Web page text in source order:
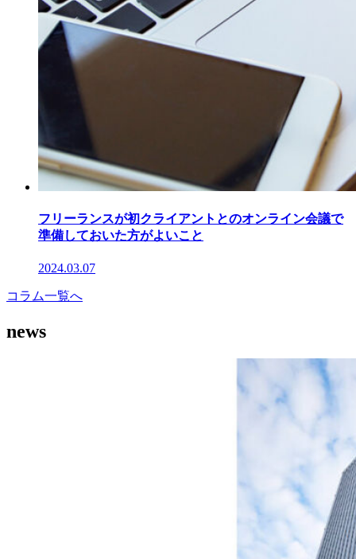
フリーランスが初クライアントとのオンライン会議で
準備しておいた方がよいこと
2024.03.07
コラム一覧へ
news